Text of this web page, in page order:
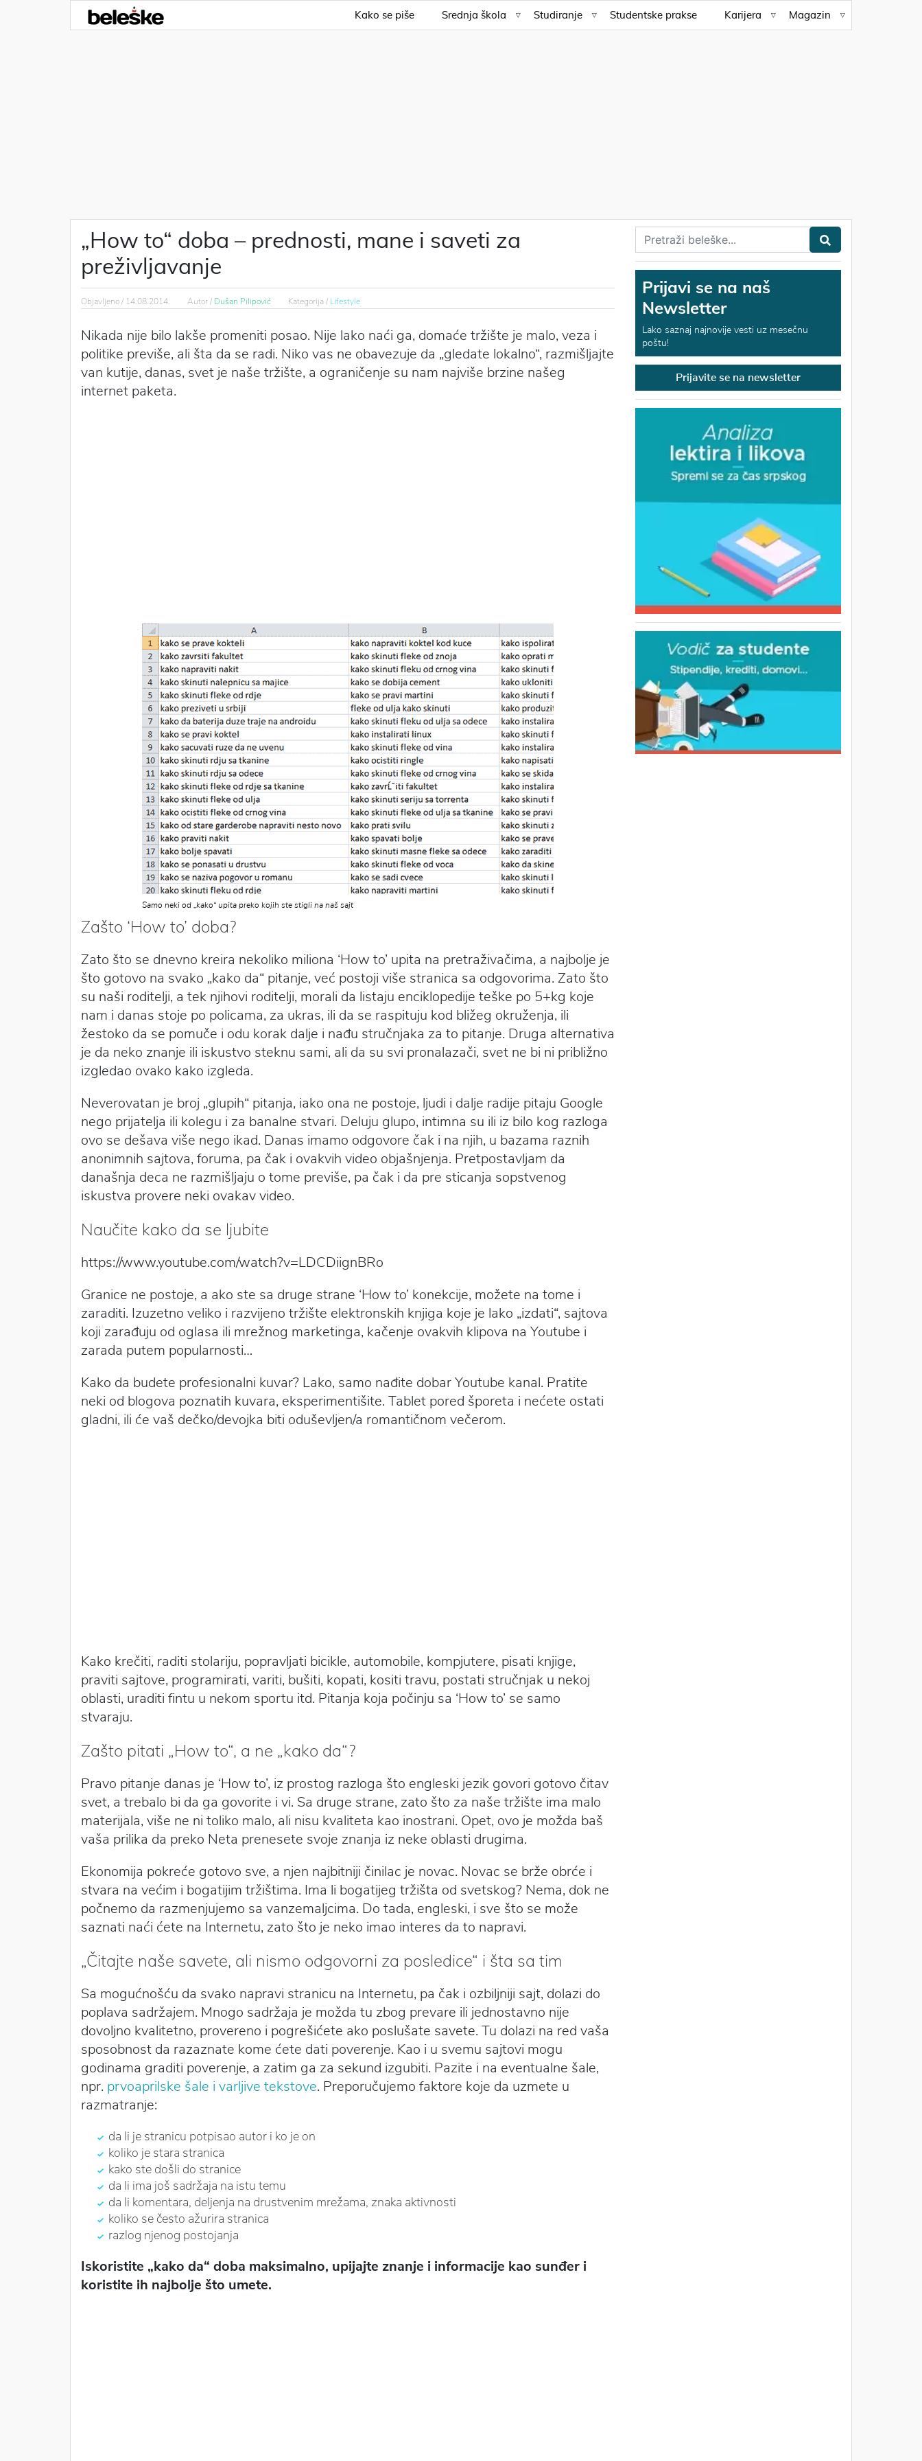
Kako se piše Srednja škola Studiranje Studentske prakse Karijera Magazin
„How to“ doba – prednosti, mane i saveti za
preživljavanje
Objavljeno / 14.08.2014. Autor / Dušan Pilipović Kategorija / Lifestyle
Nikada nije bilo lakše promeniti posao. Nije lako naći ga, domaće tržište je malo, veza i
politike previše, ali šta da se radi. Niko vas ne obavezuje da „gledate lokalno“, razmišljajte
van kutije, danas, svet je naše tržište, a ograničenje su nam najviše brzine našeg
internet paketa.
Samo neki od „kako“ upita preko kojih ste stigli na naš sajt
Zašto ‘How to’ doba?
Zato što se dnevno kreira nekoliko miliona ‘How to’ upita na pretraživačima, a najbolje je
što gotovo na svako „kako da“ pitanje, već postoji više stranica sa odgovorima. Zato što
su naši roditelji, a tek njihovi roditelji, morali da listaju enciklopedije teške po 5+kg koje
nam i danas stoje po policama, za ukras, ili da se raspituju kod bližeg okruženja, ili
žestoko da se pomuče i odu korak dalje i nađu stručnjaka za to pitanje. Druga alternativa
je da neko znanje ili iskustvo steknu sami, ali da su svi pronalazači, svet ne bi ni približno
izgledao ovako kako izgleda.
Neverovatan je broj „glupih“ pitanja, iako ona ne postoje, ljudi i dalje radije pitaju Google
nego prijatelja ili kolegu i za banalne stvari. Deluju glupo, intimna su ili iz bilo kog razloga
ovo se dešava više nego ikad. Danas imamo odgovore čak i na njih, u bazama raznih
anonimnih sajtova, foruma, pa čak i ovakvih video objašnjenja. Pretpostavljam da
današnja deca ne razmišljaju o tome previše, pa čak i da pre sticanja sopstvenog
iskustva provere neki ovakav video.
Naučite kako da se ljubite
https://www.youtube.com/watch?v=LDCDiignBRo
Granice ne postoje, a ako ste sa druge strane ‘How to’ konekcije, možete na tome i
zaraditi. Izuzetno veliko i razvijeno tržište elektronskih knjiga koje je lako „izdati“, sajtova
koji zarađuju od oglasa ili mrežnog marketinga, kačenje ovakvih klipova na Youtube i
zarada putem popularnosti…
Kako da budete profesionalni kuvar? Lako, samo nađite dobar Youtube kanal. Pratite
neki od blogova poznatih kuvara, eksperimentišite. Tablet pored šporeta i nećete ostati
gladni, ili će vaš dečko/devojka biti oduševljen/a romantičnom večerom.
Kako krečiti, raditi stolariju, popravljati bicikle, automobile, kompjutere, pisati knjige,
praviti sajtove, programirati, variti, bušiti, kopati, kositi travu, postati stručnjak u nekoj
oblasti, uraditi fintu u nekom sportu itd. Pitanja koja počinju sa ‘How to’ se samo
stvaraju.
Zašto pitati „How to“, a ne „kako da“?
Pravo pitanje danas je ‘How to’, iz prostog razloga što engleski jezik govori gotovo čitav
svet, a trebalo bi da ga govorite i vi. Sa druge strane, zato što za naše tržište ima malo
materijala, više ne ni toliko malo, ali nisu kvaliteta kao inostrani. Opet, ovo je možda baš
vaša prilika da preko Neta prenesete svoje znanja iz neke oblasti drugima.
Ekonomija pokreće gotovo sve, a njen najbitniji činilac je novac. Novac se brže obrće i
stvara na većim i bogatijim tržištima. Ima li bogatijeg tržišta od svetskog? Nema, dok ne
počnemo da razmenjujemo sa vanzemaljcima. Do tada, engleski, i sve što se može
saznati naći ćete na Internetu, zato što je neko imao interes da to napravi.
„Čitajte naše savete, ali nismo odgovorni za posledice“ i šta sa tim
Sa mogućnošću da svako napravi stranicu na Internetu, pa čak i ozbiljniji sajt, dolazi do
poplava sadržajem. Mnogo sadržaja je možda tu zbog prevare ili jednostavno nije
dovoljno kvalitetno, provereno i pogrešićete ako poslušate savete. Tu dolazi na red vaša
sposobnost da razaznate kome ćete dati poverenje. Kao i u svemu sajtovi mogu
godinama graditi poverenje, a zatim ga za sekund izgubiti. Pazite i na eventualne šale,
npr. prvoaprilske šale i varljive tekstove. Preporučujemo faktore koje da uzmete u
razmatranje:
da li je stranicu potpisao autor i ko je on
koliko je stara stranica
kako ste došli do stranice
da li ima još sadržaja na istu temu
da li komentara, deljenja na drustvenim mrežama, znaka aktivnosti
koliko se često ažurira stranica
razlog njenog postojanja
Iskoristite „kako da“ doba maksimalno, upijajte znanje i informacije kao sunđer i
koristite ih najbolje što umete.
Prijavi se na naš
Newsletter
Lako saznaj najnovije vesti uz mesečnu
poštu!
Prijavite se na newsletter